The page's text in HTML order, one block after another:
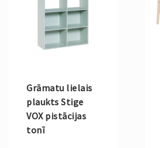
Grāmatu lielais
plaukts Stige
VOX pistācijas
tonī